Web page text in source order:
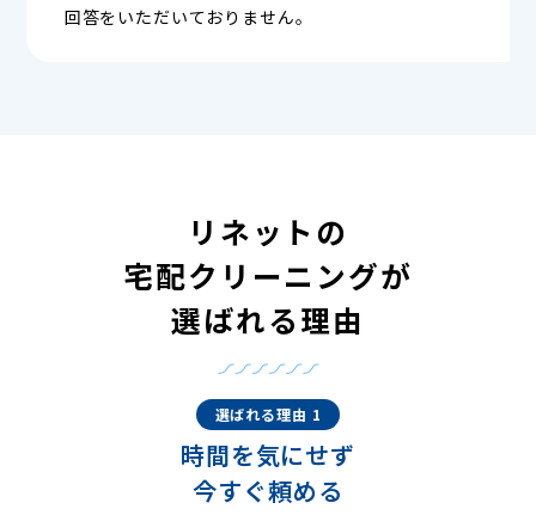
回答をいただいておりません。
リネットの
宅配クリーニングが
選ばれる理由
選ばれる理由 1
時間を気にせず
今すぐ頼める